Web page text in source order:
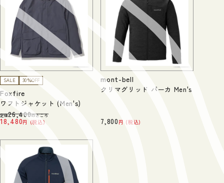
SALE 30％OFF
Foxfire
ワフトジャケット (Men's)
定価26,400のところ
18,480 税込
mont-bell
クリマグリッド パーカ Men's
7,800 税込